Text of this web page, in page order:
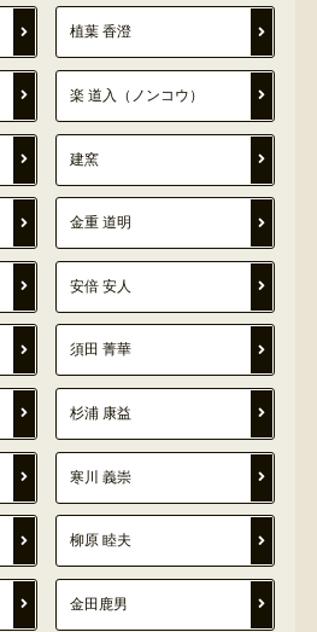
植葉 香澄
楽 道入（ノンコウ）
建窯
金重 道明
安倍 安人
須田 菁華
杉浦 康益
寒川 義崇
柳原 睦夫
金田鹿男